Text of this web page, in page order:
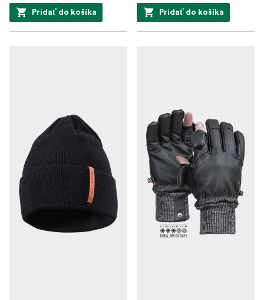
Pridať do košíka Pridať do košíka